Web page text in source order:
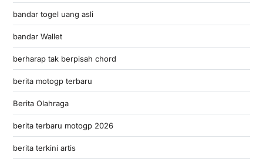
bandar togel uang asli
bandar Wallet
berharap tak berpisah chord
berita motogp terbaru
Berita Olahraga
berita terbaru motogp 2026
berita terkini artis